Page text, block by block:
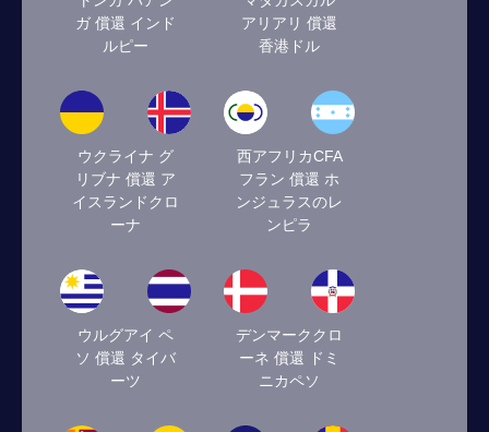
ガ 償還 インド
ルピー
アリアリ 償還
香港ドル
ウクライナ グ
リブナ 償還 ア
イスランドクロ
ーナ
西アフリカCFA
フラン 償還 ホ
ンジュラスのレ
ンピラ
ウルグアイ ペ
ソ 償還 タイバ
ーツ
デンマーククロ
ーネ 償還 ドミ
ニカペソ